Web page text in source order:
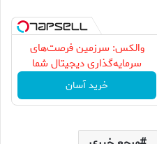
والکس: سرزمین فرصت‌های
سرمایه‌گذاری دیجیتال شما
خرید آسان